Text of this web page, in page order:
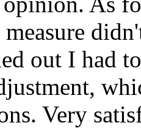
out I had
Very